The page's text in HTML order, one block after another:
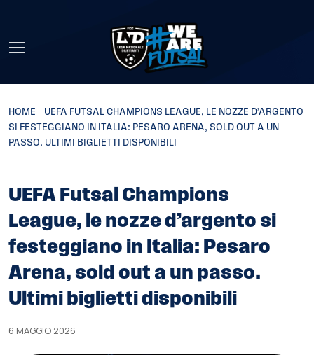
HOME
UEFA FUTSAL CHAMPIONS LEAGUE, LE NOZZE D’ARGENTO
SI FESTEGGIANO IN ITALIA: PESARO ARENA, SOLD OUT A UN
PASSO. ULTIMI BIGLIETTI DISPONIBILI
UEFA Futsal Champions
League, le nozze d’argento si
festeggiano in Italia: Pesaro
Arena, sold out a un passo.
Ultimi biglietti disponibili
6 MAGGIO 2026